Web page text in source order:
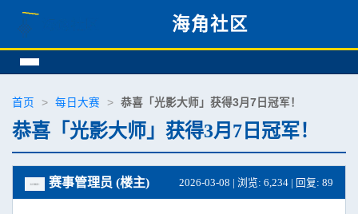
海角社区
首页 > 每日大赛 > 恭喜「光影大师」获得3月7日冠军！
恭喜「光影大师」获得3月7日冠军！
赛事管理员 (楼主) 2026-03-08 | 浏览: 6,234 | 回复: 89